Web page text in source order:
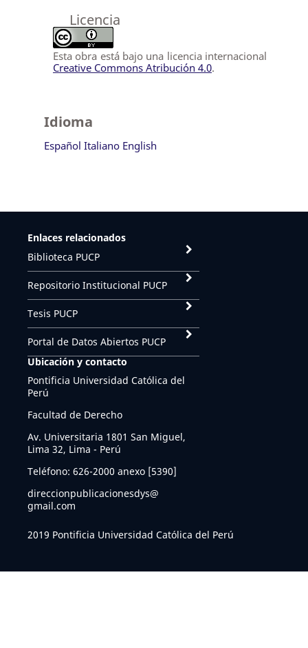
Licencia
Esta obra está bajo una licencia internacional
Creative Commons Atribución 4.0.
Idioma
Español Italiano English
Enlaces relacionados
Biblioteca PUCP
Repositorio Institucional PUCP
Tesis PUCP
Portal de Datos Abiertos PUCP
Ubicación y contacto
Pontificia Universidad Católica del
Perú
Facultad de Derecho
Av. Universitaria 1801 San Miguel,
Lima 32, Lima - Perú
Teléfono: 626-2000 anexo [5390]
direccionpublicacionesdys@
gmail.com
2019 Pontificia Universidad Católica del Perú